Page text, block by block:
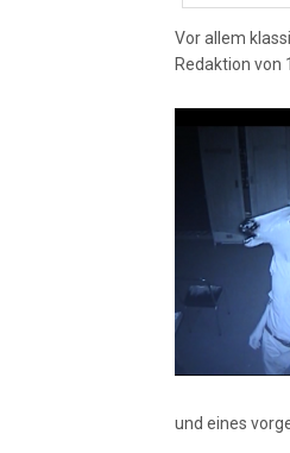
Vor allem
Redaktion von
und eines